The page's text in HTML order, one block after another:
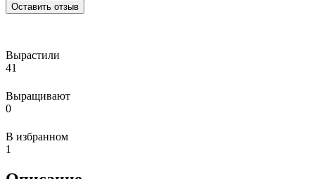
Оставить отзыв
Вырастили
41
Выращивают
0
В избранном
1